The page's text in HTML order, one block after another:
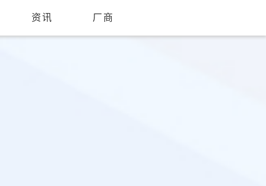
资讯 厂商